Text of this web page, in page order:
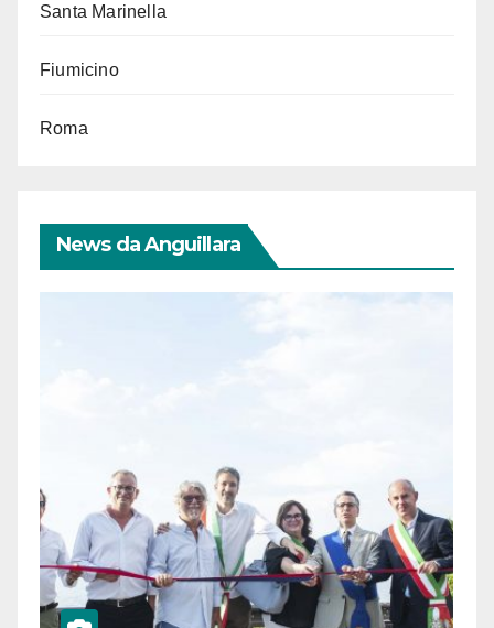
Santa Marinella
Fiumicino
Roma
News da Anguillara